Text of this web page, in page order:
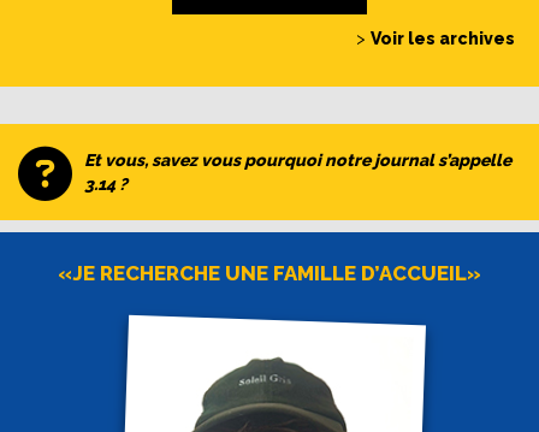
> Voir les archives
Et vous, savez vous pourquoi notre journal s’appelle
3.14 ?
«JE RECHERCHE UNE FAMILLE D’ACCUEIL»